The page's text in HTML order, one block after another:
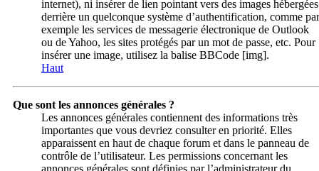
internet), ni insérer de lien pointant vers des images hébergées
derrière un quelconque système d’authentification, comme par
exemple les services de messagerie électronique de Outlook
ou de Yahoo, les sites protégés par un mot de passe, etc. Pour
insérer une image, utilisez la balise BBCode [img].
Haut
Que sont les annonces générales ?
Les annonces générales contiennent des informations très
importantes que vous devriez consulter en priorité. Elles
apparaissent en haut de chaque forum et dans le panneau de
contrôle de l’utilisateur. Les permissions concernant les
annonces générales sont définies par l’administrateur du